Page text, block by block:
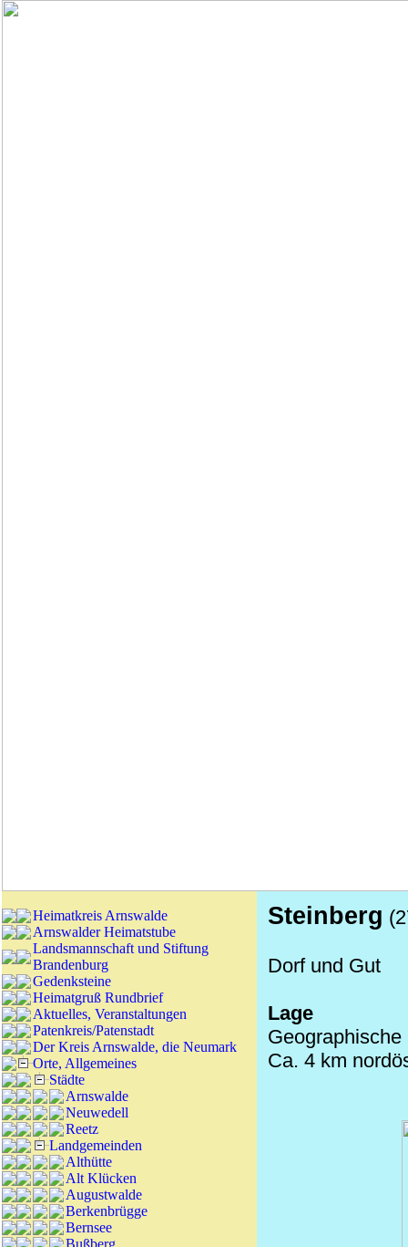
Heimatkreis Arnswalde
Arnswalder Heimatstube
Landsmannschaft und Stiftung
Brandenburg
Gedenksteine
Heimatgruß Rundbrief
Aktuelles, Veranstaltungen
Patenkreis/Patenstadt
Der Kreis Arnswalde, die Neumark
Orte, Allgemeines
Städte
Arnswalde
Neuwedell
Reetz
Landgemeinden
Althütte
Alt Klücken
Augustwalde
Berkenbrügge
Bernsee
Bußberg
Steinberg
Dorf und Gut
Lage
Geographische
Ca. 4 km